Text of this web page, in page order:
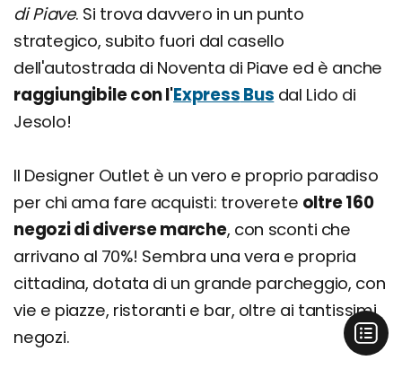
di Piave. Si trova davvero in un punto
strategico, subito fuori dal casello
dell'autostrada di Noventa di Piave ed è anche
raggiungibile con l'Express Bus dal Lido di
Jesolo!
Il Designer Outlet è un vero e proprio paradiso
per chi ama fare acquisti: troverete oltre 160
negozi di diverse marche, con sconti che
arrivano al 70%! Sembra una vera e propria
cittadina, dotata di un grande parcheggio, con
vie e piazze, ristoranti e bar, oltre ai tantissimi
negozi.